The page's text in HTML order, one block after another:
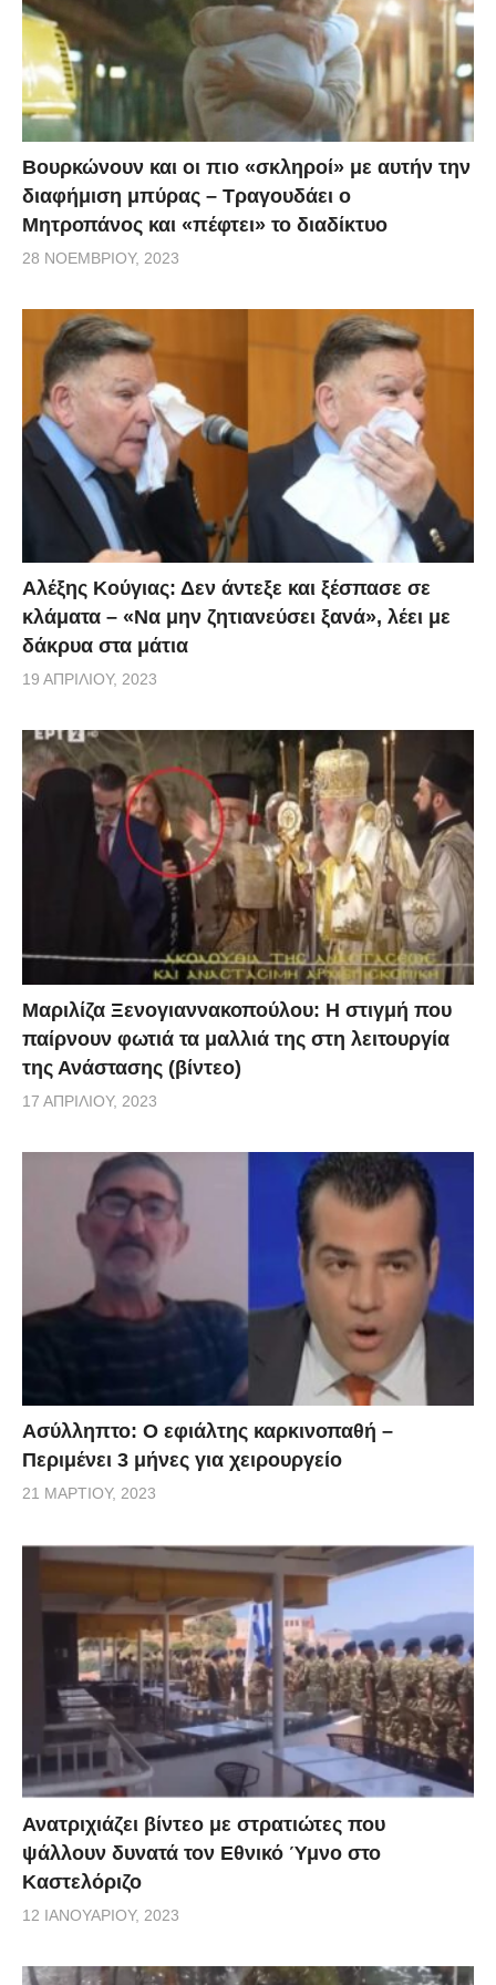
πάρα πολύ τα νέα παιδιά, τα οποία νιώθουν την
ανάγκη και νιώθουν, αν θέλετε, και περισσότερο
άτρωτοι.
Βράζει το αίμα τους. Σε αυτούς απευθύνομαι. Και
σαν πατέρας. Και τους ζητώ να συμβάλλουμε όλοι»,
ανέφερε αρχικά ο υφυπουργός Προστασίας του
Στη συνέχεια ο Νίκος Χαρδαλιάς πρόσθεσε: «Είναι τα
νέα παιδιά, τα οποία θα πρέπει να περιφρουρήσουν
τα ζητήματα αυτά. Είναι τα νέα παιδιά, που θα είναι
οι επόμενοι ήρωες στην προσπάθεια να
προστατεύσουμε τους μεγάλους ανθρώπους, τους
ανθρώπους που έχουν νοσήματα ή μπορεί να
κινδυνεύσουν.
Τους παππούδες μας, τις γιαγιάδες μας. Είναι εκείνα
τα νέα παιδιά, που μπορούν να αντισταθούν σε
οτιδήποτε δεν τους αρέσει, αλλά είναι η ώρα που θα
προσπάθεια αυτή. Είναι οι νέοι, που θα κληθούν να
ζήσουν σε μια κοινωνία, η οποία θα πρέπει να είναι
καλύτερη.
Και μέσα από αυτή την κρίση να βγούμε κερδισμένοι.
Και σαν χώρα. Να πάει μπροστά η πατρίδα μας.
Είναι αυτά τα νέα παιδιά, τα οποία κοιτάμε στα μάτια
και τους ζητάμε να περιφρουρήσουν ό,τι σημαντικό
Είναι, ναι, αυτά τα νέα παιδιά».
Το δίδυμο της ενημέρωσης για τις εξελίξεις του
κορονοϊού στην Ελλάδα, Σωτήρης Τσιόδρας και Νίκος
Χαρδαλιάς, επέστρεψαν σήμερα το απόγευμα
εκτάκτως. Ο υφυπουργός Πολιτικής Προστασίας
ανακοίνωσε νέα μέτρα.
Από το υπουργείο Υγείας επέστρεψε η ενημέρωση
των πολιτών την Τρίτη (4/8), έπειτα από τον
αυξημένο αριθμό κρουσμάτων κορονοϊού τις
τελευταίες εβδομάδες κάτι που προκάλεσε ανησυχία
στην κυβέρνηση και στους ειδικούς, ενώ σήμερα
έχουν καταγραφεί 121 νέα κρούσματα.
Ο Νίκος Χαρδαλιάς ανέφερε αρχικά ότι «αν μας
ξαναδείτε να κάνουμε καθημερινή ενημέρωση με τον
κ. Τσιόδρα αυτό θα σημαίνει ότι τα πράγματα θα
έχουν δυσκολέψει» και συμπλήρωσε: «Είμαστε
σήμερα εδώ επειδή υπάρχουν σημάδια που μας
ανησυχούν. Η αύξηση των κρουσμάτων δεν πιέζει
ακόμα το σύστημα υγείας».
«Λάβαμε όλα τα μέτρα στις πύλες εισόδου και όπου
χρειάστηκε τις κλείσαμε χωρίς να υπολογίσουμε τις
υπόλοιπες συνέπειες με μόνο γνώμονα τη δημόσια
υγεία», σημείωσε ο κ. Χαρδαλιάς.
Βουρκώνουν και οι πιο «σκληροί» με αυτήν την
διαφήμιση μπύρας – Τραγουδάει ο
Μητροπάνος και «πέφτει» το διαδίκτυο
28 ΝΟΕΜΒΡΊΟΥ, 2023
Αλέξης Κούγιας: Δεν άντεξε και ξέσπασε σε
κλάματα – «Να μην ζητιανεύσει ξανά», λέει με
δάκρυα στα μάτια
19 ΑΠΡΙΛΊΟΥ, 2023
Μαριλίζα Ξενογιαννακοπούλου: Η στιγμή που
παίρνουν φωτιά τα μαλλιά της στη λειτουργία
της Ανάστασης (βίντεο)
17 ΑΠΡΙΛΊΟΥ, 2023
Ασύλληπτο: Ο εφιάλτης καρκινοπαθή –
Περιμένει 3 μήνες για χειρουργείο
21 ΜΑΡΤΊΟΥ, 2023
Ανατριχιάζει βίντεο με στρατιώτες που
ψάλλουν δυνατά τον Εθνικό Ύμνο στο
Καστελόριζο
12 ΙΑΝΟΥΑΡΊΟΥ, 2023